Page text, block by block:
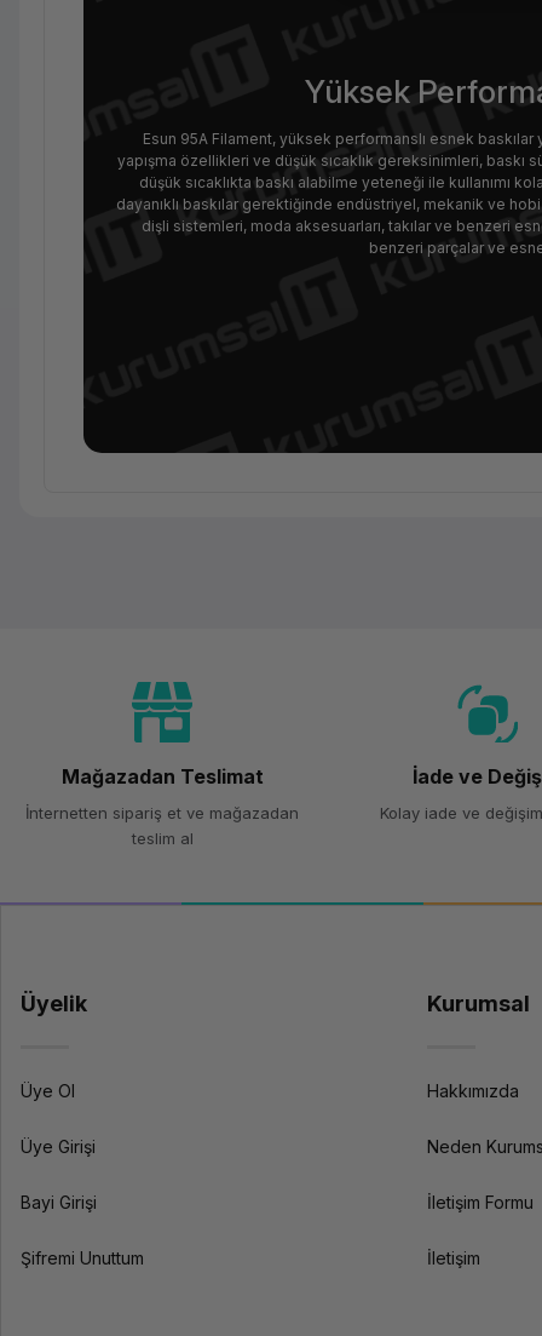
Yüksek
Esun 95A Filament, yüksek performanslı esnek baskılar
yapışma özellikleri ve düşük sıcaklık gereksinimleri, baskı
düşük sıcaklıkta baskı alabilme yeteneği ile kullanımı
dayanıklı baskılar gerektiğinde endüstriyel, mekanik ve
dişli sistemleri, moda aksesuarları, takılar ve benzeri
benzeri parçalar ve
Model
Teknik Özellikler
Filament Türü
Mağazadan Teslimat
İnternetten sipariş et ve mağazadan
teslim al
İade ve
Kolay iade ve
Üyelik
Üye Ol
Üye Girişi
Bayi Girişi
Şifremi Unuttum
Kurumsal
Hakkımızda
Neden
İletişim Formu
İletişim